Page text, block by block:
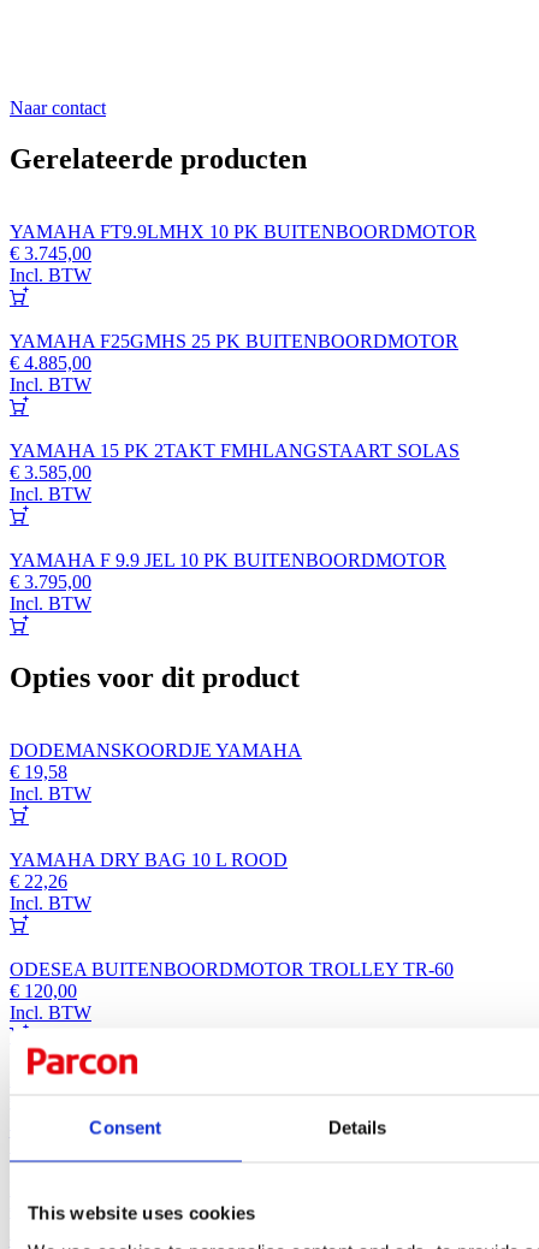
Consent Details
This website uses cookies
Naar contact
Gerelateerde producten
YAMAHA FT9.9LMHX 10 PK BUITENBOORDMOTOR
€ 3.745,00
Incl. BTW
YAMAHA F25GMHS 25 PK BUITENBOORDMOTOR
€ 4.885,00
Incl. BTW
YAMAHA 15 PK 2TAKT FMHLANGSTAART SOLAS
€ 3.585,00
Incl. BTW
YAMAHA F 9.9 JEL 10 PK BUITENBOORDMOTOR
€ 3.795,00
Incl. BTW
Opties voor dit product
DODEMANSKOORDJE YAMAHA
€ 19,58
Incl. BTW
YAMAHA DRY BAG 10 L ROOD
€ 22,26
Incl. BTW
ODESEA BUITENBOORDMOTOR TROLLEY TR-60
€ 120,00
Incl. BTW
MOTORHOES A 55x35x40cm
Incl. BTW
25,80